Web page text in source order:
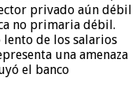
privado aún débil
no primaria débil.
lento de los salarios
una amenaza
el banco